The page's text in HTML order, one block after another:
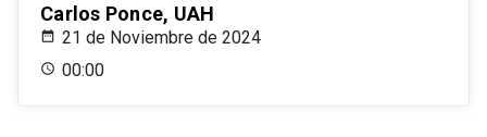
Carlos Ponce, UAH
21 de Noviembre de 2024
00:00